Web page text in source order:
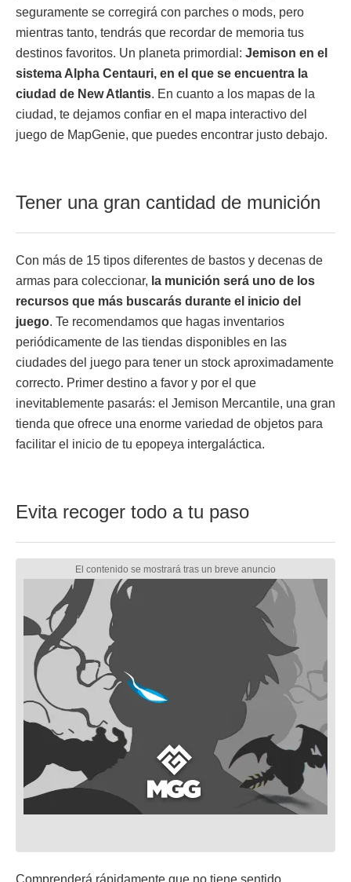
seguramente se corregirá con parches o mods, pero
mientras tanto, tendrás que recordar de memoria tus
destinos favoritos. Un planeta primordial: Jemison en el
sistema Alpha Centauri, en el que se encuentra la
ciudad de New Atlantis. En cuanto a los mapas de la
ciudad, te dejamos confiar en el mapa interactivo del
juego de MapGenie, que puedes encontrar justo debajo.
Tener una gran cantidad de munición
Con más de 15 tipos diferentes de bastos y decenas de
armas para coleccionar, la munición será uno de los
recursos que más buscarás durante el inicio del
juego. Te recomendamos que hagas inventarios
periódicamente de las tiendas disponibles en las
ciudades del juego para tener un stock aproximadamente
correcto. Primer destino a favor y por el que
inevitablemente pasarás: el Jemison Mercantile, una gran
tienda que ofrece una enorme variedad de objetos para
facilitar el inicio de tu epopeya intergaláctica.
Evita recoger todo a tu paso
Comprenderá rápidamente que no tiene sentido